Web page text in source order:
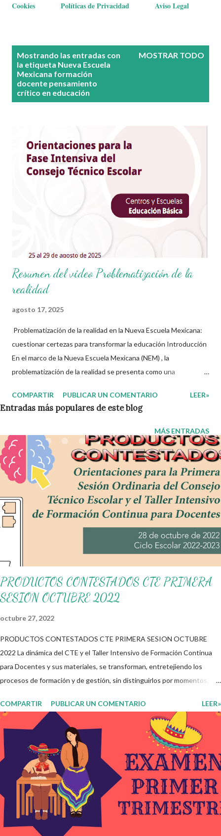
Cookies
Políticas de Privacidad Aviso Legal
Mostrando las entradas con
la etiqueta Nueva Escuela
Mexicana formación
docente pensamiento
crítico en educación
MOSTRAR TODO
Resumen del video Problematización de la
realidad
agosto 17, 2025
Problematización de la realidad en la Nueva Escuela Mexicana:
cuestionar certezas para transformar la educación Introducción
En el marco de la Nueva Escuela Mexicana (NEM) , la
problematización de la realidad se presenta como una
un pensamiento crítico capaz de transformar la educación. No se
trata de un procedimiento técnico ni de un protocolo de
preguntas, sino de un ejercicio profundo de reflexión que
permite cuestionar certezas y comprender la realidad en
movimiento. 1. ¿Qué significa problematizar la realidad en
educación? La problematización parte de una idea central: la
realidad no es estática , siempre está en movimiento porque se
renueva con la acción de los sujetos. Cada persona, al
interactuar con los demás, genera nuevas configuraciones
sociales, económicas y políticas. Sin embargo, muchas veces
tratamos de comprender esta realidad cambiante con esquemas
de pensamiento rígidos , lo que nos impide...
COMPARTIR PUBLICAR UN COMENTARIO LEER»
MÁS ENTRADAS
Entradas más populares de este blog
PRODUCTOS CONTESTADOS CTE PRIMERA
SESION OCTUBRE 2022
octubre 27, 2022
PRODUCTOS CONTESTADOS CTE PRIMERA SESION OCTUBRE
2022 La dinámica del CTE y el Taller Intensivo de Formación Continua
para Docentes y sus materiales, se transforman, entretejiendo los
procesos de formación y de gestión, sin distinguirlos por momentos, y
genérico y no está diferenciado por niveles educativos. Desde la
flexibilidad en la que se concibe el CTE y en correspondencia con la
Nueva Escuela Mexicana, se propone que el colectivo docente tome
decisiones sobre su organización, la gestión del tiempo acorde a las
necesidades de la escuela y las acciones que decidan emprender para
apropiarse y resignificar el Plan de Estudio dentro y fuera de este
espacio. En esta Primera Sesión Ordinaria se les invita a que
reflexionen y acuerden posibles acciones a realizar colaborativamente
en la escuela y con la comunidad, a fin de atender las problemáticas
identificadas. Compañeros docentes en est...
COMPARTIR PUBLICAR UN COMENTARIO LEER»